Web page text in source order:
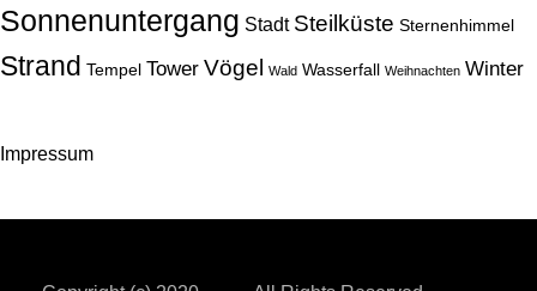
Sonnenuntergang Stadt Steilküste Sternenhimmel
Strand Tempel Tower Vögel Wald Wasserfall Weihnachten Winter
Impressum